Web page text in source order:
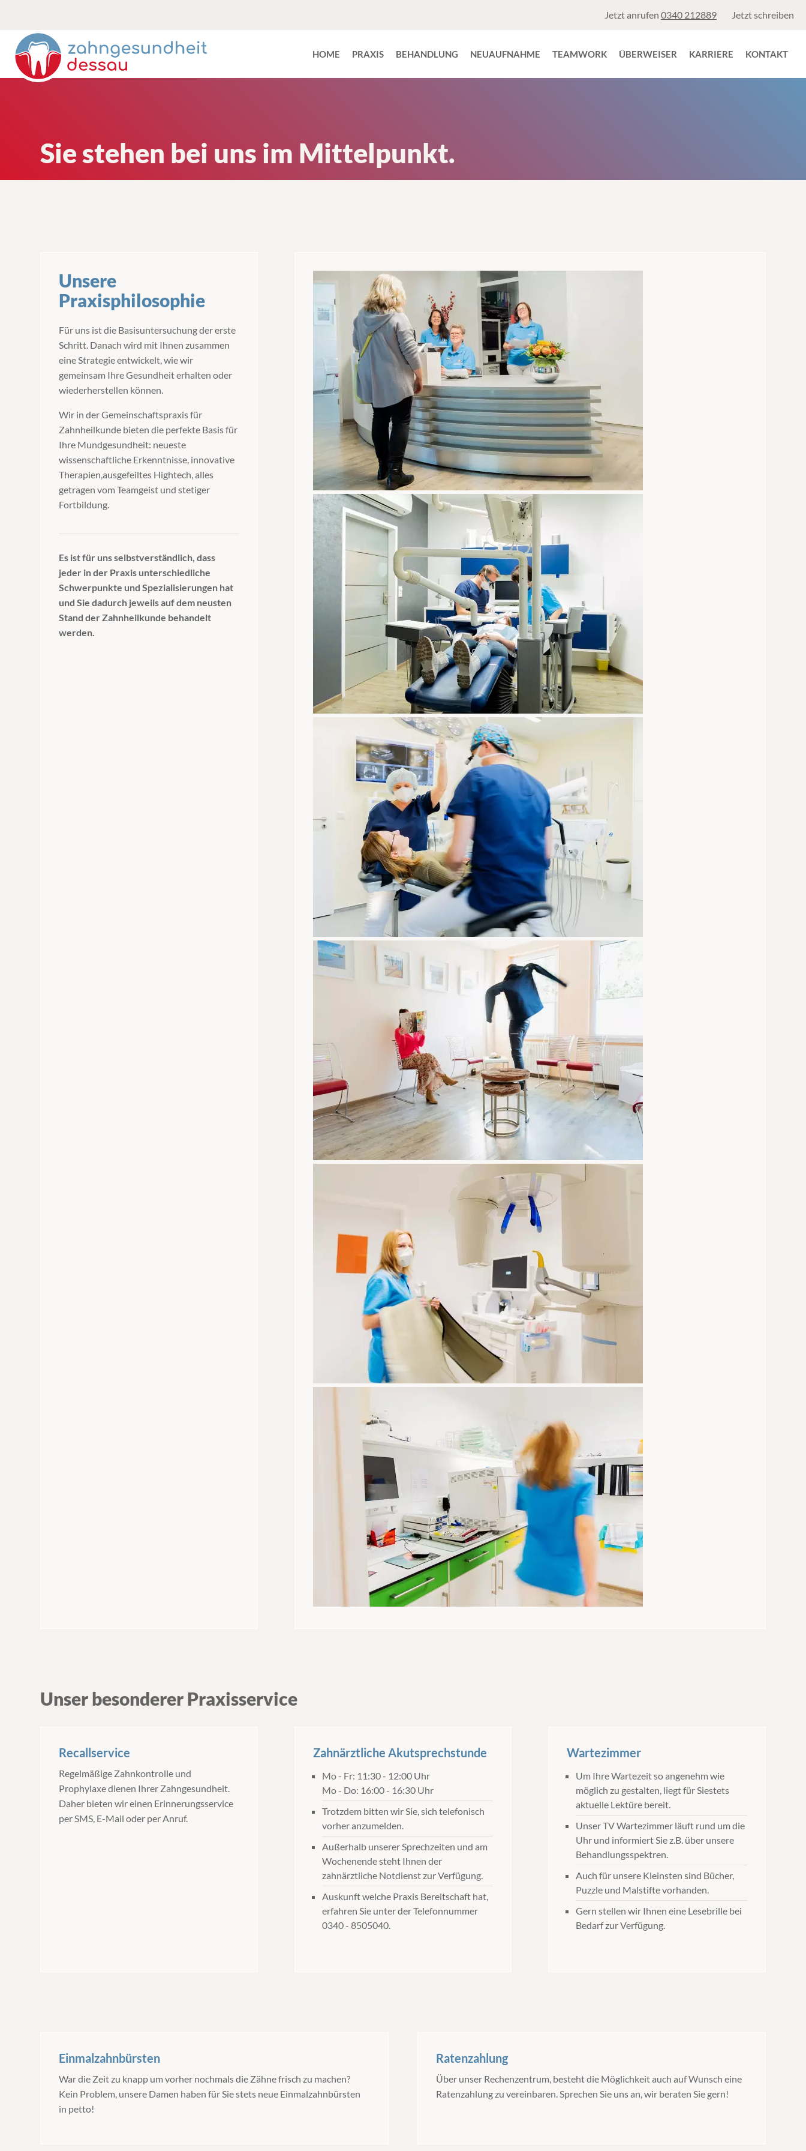
Jetzt anrufen 0340 212889 Jetzt schreiben
HOME PRAXIS BEHANDLUNG NEUAUFNAHME TEAMWORK ÜBERWEISER KARRIERE KONTAKT
Sie stehen bei uns im Mittelpunkt.
Unsere
Praxisphilosophie
Für uns ist die Basisuntersuchung der erste
Schritt. Danach wird mit Ihnen zusammen
eine Strategie entwickelt, wie wir
gemeinsam Ihre Gesundheit erhalten oder
wiederherstellen können.
Wir in der Gemeinschaftspraxis für
Zahnheilkunde bieten die perfekte Basis für
Ihre Mundgesundheit: neueste
wissenschaftliche Erkenntnisse, innovative
Therapien,ausgefeiltes Hightech, alles
getragen vom Teamgeist und stetiger
Fortbildung.
Es ist für uns selbstverständlich, dass
jeder in der Praxis unterschiedliche
Schwerpunkte und Spezialisierungen hat
und Sie dadurch jeweils auf dem neusten
Stand der Zahnheilkunde behandelt
werden.
Unser besonderer Praxisservice
Recallservice
Regelmäßige Zahnkontrolle und
Prophylaxe dienen Ihrer Zahngesundheit.
Daher bieten wir einen Erinnerungsservice
per SMS, E-Mail oder per Anruf.
Zahnärztliche Akutsprechstunde
Mo - Fr: 11:30 - 12:00 Uhr
Mo - Do: 16:00 - 16:30 Uhr
Trotzdem bitten wir Sie, sich telefonisch
vorher anzumelden.
Außerhalb unserer Sprechzeiten und am
Wochenende steht Ihnen der
zahnärztliche Notdienst zur Verfügung.
Auskunft welche Praxis Bereitschaft hat,
erfahren Sie unter der Telefonnummer
0340 - 8505040.
Wartezimmer
Um Ihre Wartezeit so angenehm wie
möglich zu gestalten, liegt für Siestets
aktuelle Lektüre bereit.
Unser TV Wartezimmer läuft rund um die
Uhr und informiert Sie z.B. über unsere
Behandlungsspektren.
Auch für unsere Kleinsten sind Bücher,
Puzzle und Malstifte vorhanden.
Gern stellen wir Ihnen eine Lesebrille bei
Bedarf zur Verfügung.
Einmalzahnbürsten
War die Zeit zu knapp um vorher nochmals die Zähne frisch zu machen?
Kein Problem, unsere Damen haben für Sie stets neue Einmalzahnbürsten
in petto!
Ratenzahlung
Über unser Rechenzentrum, besteht die Möglichkeit auch auf Wunsch eine
Ratenzahlung zu vereinbaren. Sprechen Sie uns an, wir beraten Sie gern!